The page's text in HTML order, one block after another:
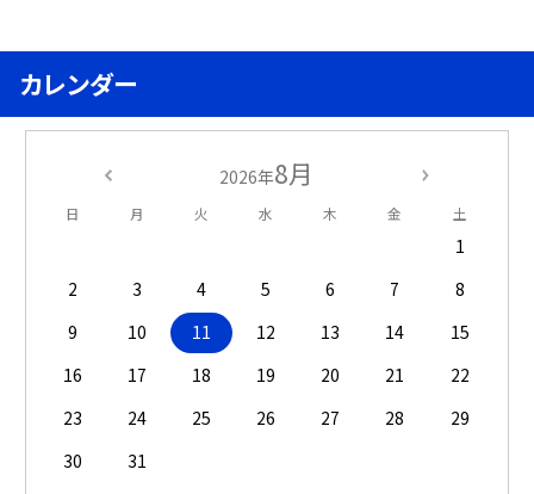
カレンダー
2026年8月
日 月 火 水 木 金 土
1
2
3 4 5 6 7
8
9
10 11 12 13 14
15
16
17 18 19 20 21
22
23
24 25 26 27 28
29
30
31